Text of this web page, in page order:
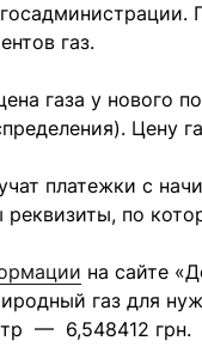
газ.
газа у нового
Цену
платежки с
реквизиты, по
на сайте
газ для
— 6,548412 грн.